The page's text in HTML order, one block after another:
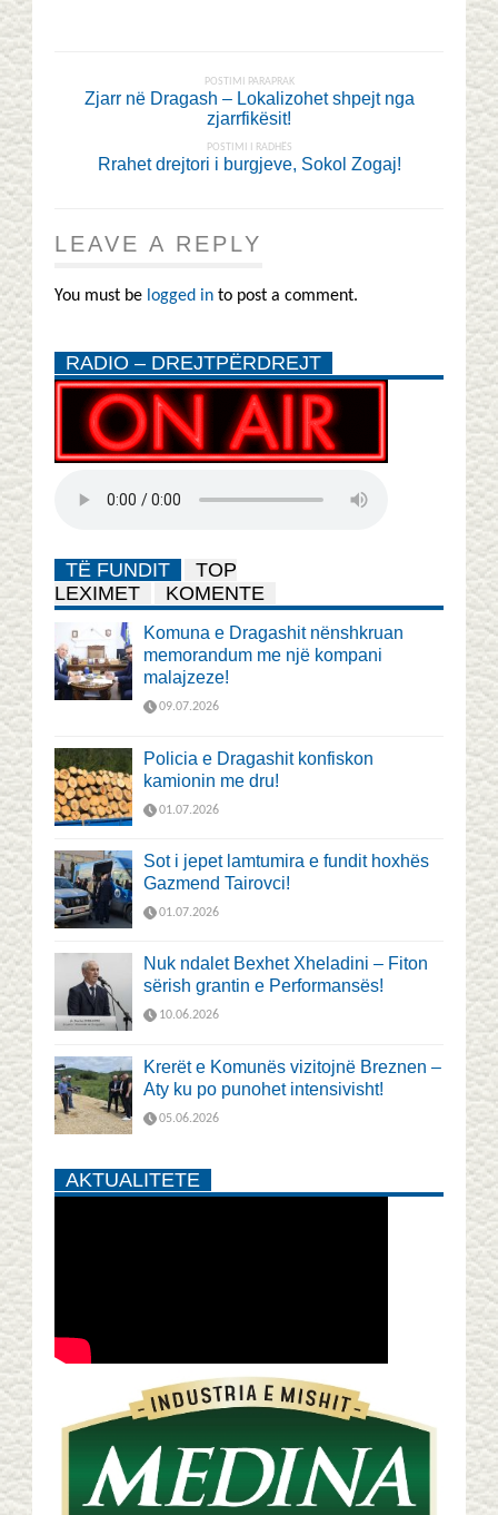
POSTIMI PARAPRAK
Zjarr në Dragash – Lokalizohet shpejt nga
zjarrfikësit!
POSTIMI I RADHËS
Rrahet drejtori i burgjeve, Sokol Zogaj!
LEAVE A REPLY
You must be logged in to post a comment.
RADIO – DREJTPËRDREJT
TË FUNDIT
TOP
LEXIMET
KOMENTE
Komuna e Dragashit nënshkruan
memorandum me një kompani
malajzeze!
09.07.2026
Policia e Dragashit konfiskon
kamionin me dru!
01.07.2026
Sot i jepet lamtumira e fundit hoxhës
Gazmend Tairovci!
01.07.2026
Nuk ndalet Bexhet Xheladini – Fiton
sërish grantin e Performansës!
10.06.2026
Krerët e Komunës vizitojnë Breznen –
Aty ku po punohet intensivisht!
05.06.2026
AKTUALITETE